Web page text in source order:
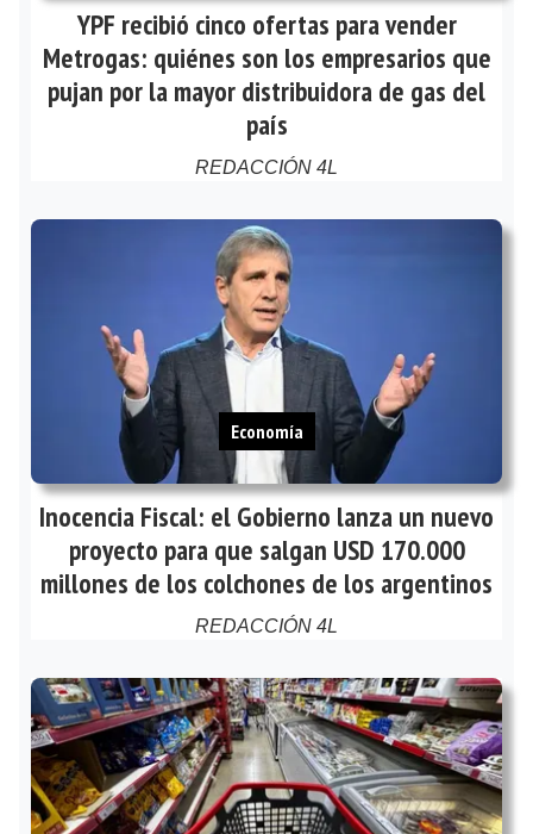
YPF recibió cinco ofertas para vender
Metrogas: quiénes son los empresarios que
pujan por la mayor distribuidora de gas del
país
REDACCIÓN 4L
Inocencia Fiscal: el Gobierno lanza un nuevo
proyecto para que salgan USD 170.000
millones de los colchones de los argentinos
REDACCIÓN 4L
Economía